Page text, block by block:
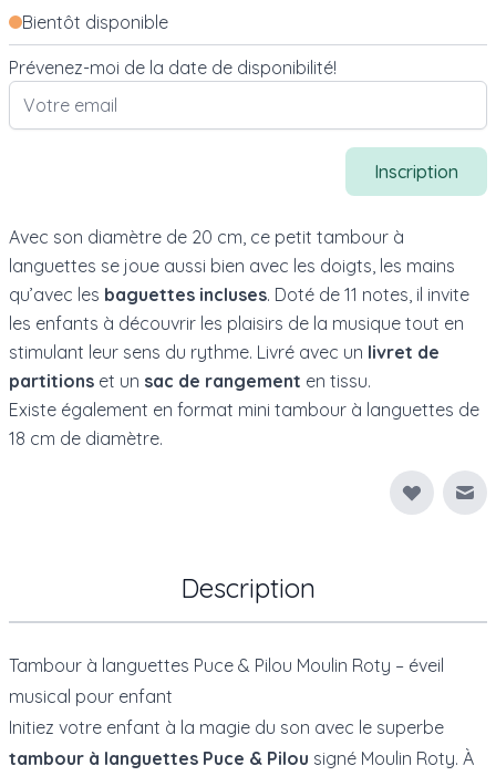
Bientôt disponible
Prévenez-moi de la date de disponibilité!
Inscription
Avec son diamètre de 20 cm, ce petit tambour à
languettes se joue aussi bien avec les doigts, les mains
qu’avec les baguettes incluses. Doté de 11 notes, il invite
les enfants à découvrir les plaisirs de la musique tout en
stimulant leur sens du rythme. Livré avec un livret de
partitions et un sac de rangement en tissu.
Existe également en format mini tambour à languettes de
18 cm de diamètre.
Description
Tambour à languettes Puce & Pilou Moulin Roty – éveil
musical pour enfant
Initiez votre enfant à la magie du son avec le superbe
tambour à languettes Puce & Pilou signé Moulin Roty. À